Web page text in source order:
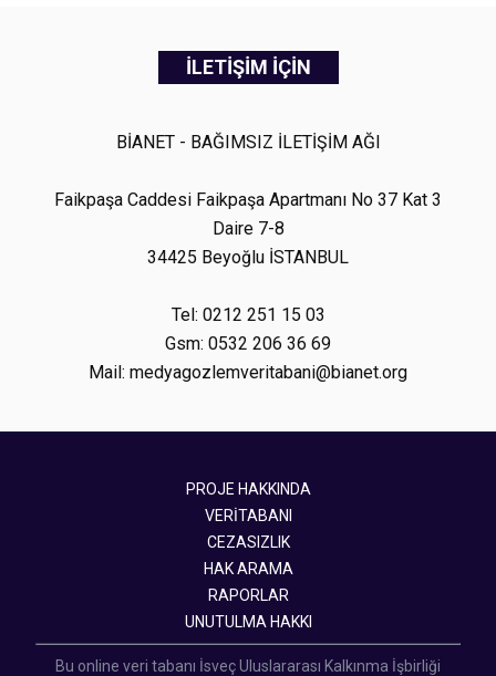
İLETİŞİM İÇİN
BİANET - BAĞIMSIZ İLETİŞİM AĞI
Faikpaşa Caddesi Faikpaşa Apartmanı No 37 Kat 3
Daire 7-8
34425 Beyoğlu İSTANBUL
Tel: 0212 251 15 03
Gsm: 0532 206 36 69
Mail: medyagozlemveritabani@bianet.org
PROJE HAKKINDA
VERİTABANI
CEZASIZLIK
HAK ARAMA
RAPORLAR
UNUTULMA HAKKI
Bu online veri tabanı İsveç Uluslararası Kalkınma İşbirliği